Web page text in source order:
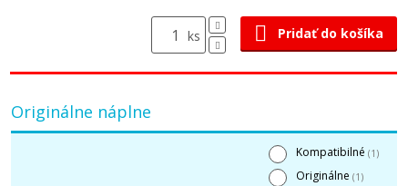
ks Pridať do košíka
Originálne náplne
Kompatibilné (1)
Originálne (1)